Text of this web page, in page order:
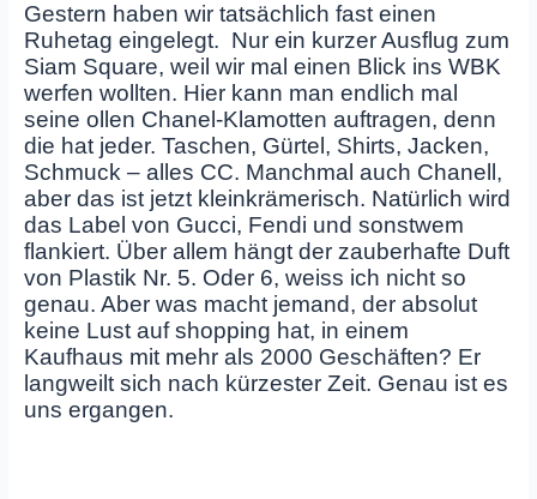
Gestern haben wir tatsächlich fast einen
Ruhetag eingelegt. Nur ein kurzer Ausflug zum
Siam Square, weil wir mal einen Blick ins WBK
werfen wollten. Hier kann man endlich mal
seine ollen Chanel-Klamotten auftragen, denn
die hat jeder. Taschen, Gürtel, Shirts, Jacken,
Schmuck – alles CC. Manchmal auch Chanell,
aber das ist jetzt kleinkrämerisch. Natürlich wird
das Label von Gucci, Fendi und sonstwem
flankiert. Über allem hängt der zauberhafte Duft
von Plastik Nr. 5. Oder 6, weiss ich nicht so
genau. Aber was macht jemand, der absolut
keine Lust auf shopping hat, in einem
Kaufhaus mit mehr als 2000 Geschäften? Er
langweilt sich nach kürzester Zeit. Genau ist es
uns ergangen.